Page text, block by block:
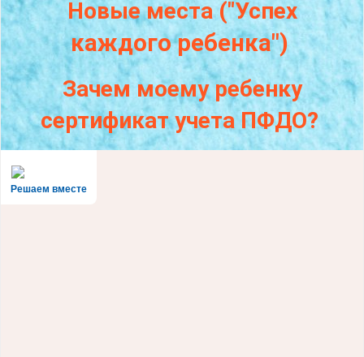
Новые места ("Успех
каждогоребенка")
Зачем моему ребенку
сертификат учета ПФДО?
Решаем вместе